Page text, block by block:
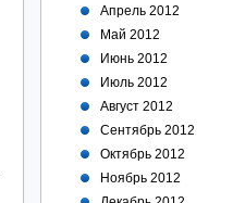
Апрель 2012
Май 2012
Июнь 2012
Июль 2012
Август 2012
Сентябрь 2012
Октябрь 2012
Ноябрь 2012